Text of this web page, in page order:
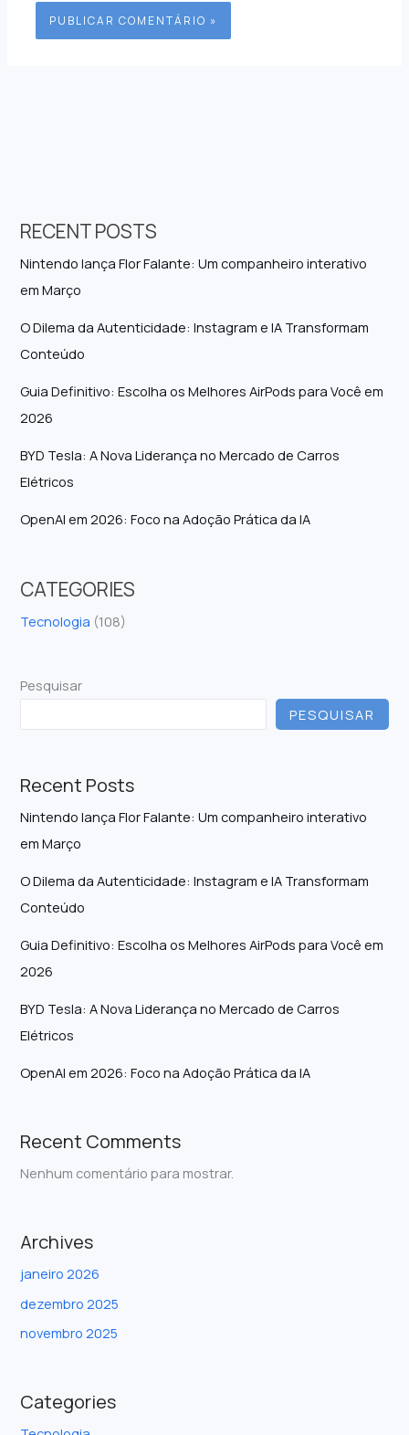
RECENT POSTS
Nintendo lança Flor Falante: Um companheiro interativo
em Março
O Dilema da Autenticidade: Instagram e IA Transformam
Conteúdo
Guia Definitivo: Escolha os Melhores AirPods para Você em
2026
BYD Tesla: A Nova Liderança no Mercado de Carros
Elétricos
OpenAI em 2026: Foco na Adoção Prática da IA
CATEGORIES
Tecnologia (108)
Pesquisar
PESQUISAR
Recent Posts
Nintendo lança Flor Falante: Um companheiro interativo
em Março
O Dilema da Autenticidade: Instagram e IA Transformam
Conteúdo
Guia Definitivo: Escolha os Melhores AirPods para Você em
2026
BYD Tesla: A Nova Liderança no Mercado de Carros
Elétricos
OpenAI em 2026: Foco na Adoção Prática da IA
Recent Comments
Nenhum comentário para mostrar.
Archives
janeiro 2026
dezembro 2025
novembro 2025
Categories